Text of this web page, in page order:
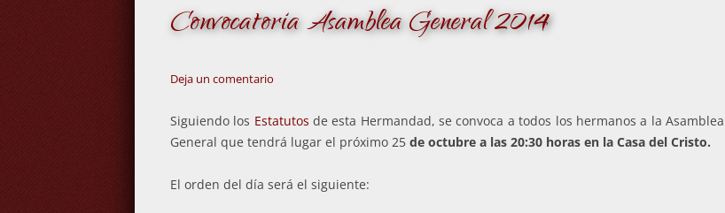
Convocatoria Asamblea General 2014
Deja un comentario
Siguiendo los Estatutos de esta Hermandad, se convoca a todos los hermanos a la Asamblea
General que tendrá lugar el próximo 25 de octubre a las 20:30 horas en la Casa del Cristo.
El orden del día será el siguiente: